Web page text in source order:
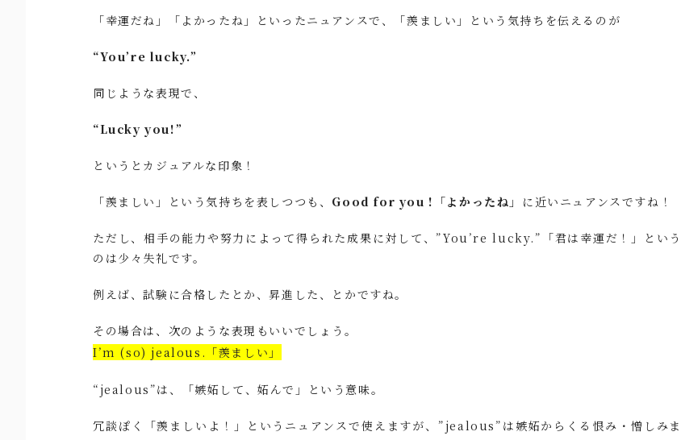
「幸運だね」「よかったね」といったニュアンスで、「羨ましい」という気持ちを伝えるのが
“You’re lucky.”
同じような表現で、
“Lucky you!”
というとカジュアルな印象！
「羨ましい」という気持ちを表しつつも、 Good for you !「よかったね」 に近いニュアンスですね！
ただし、相手の能力や努力によって得られた成果に対して、”You’re lucky.”「君は幸運だ！」という
のは少々失礼です。
例えば、試験に合格したとか、昇進した、とかですね。
その場合は、次のような表現もいいでしょう。
I’m (so) jealous.「羨ましい」
“jealous”は、「嫉妬して、妬んで」という意味。
冗談ぽく「羨ましいよ！」というニュアンスで使えますが、”jealous”は嫉妬からくる恨み・憎しみま